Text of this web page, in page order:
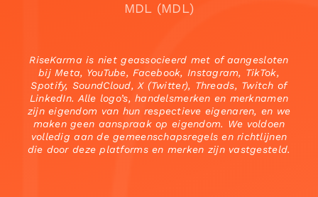
MDL (MDL)
RiseKarma is niet geassocieerd met of aangesloten
bij Meta, YouTube, Facebook, Instagram, TikTok,
Spotify, SoundCloud, X (Twitter), Threads, Twitch of
LinkedIn. Alle logo’s, handelsmerken en merknamen
zijn eigendom van hun respectieve eigenaren, en we
maken geen aanspraak op eigendom. We voldoen
volledig aan de gemeenschapsregels en richtlijnen
die door deze platforms en merken zijn vastgesteld.